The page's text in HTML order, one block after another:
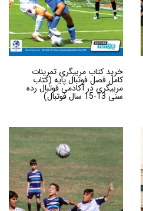
خرید کتاب مربیگری تمرینات
کامل فصل فوتبال پایه (کتاب
مربیگری در آکادمی فوتبال رده
سنی 13-15 سال فوتبال)